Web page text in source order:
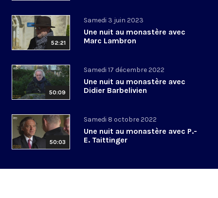
52:21
Samedi 3 juin 2023
Une nuit au monastère avec
Marc Lambron
50:09
Samedi 17 décembre 2022
Une nuit au monastère avec
Didier Barbelivien
50:03
Samedi 8 octobre 2022
Une nuit au monastère avec P.-
E. Taittinger